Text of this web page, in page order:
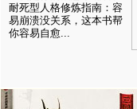
耐死型人格修炼指南：容
易崩溃没关系，这本书帮
你容易自愈...